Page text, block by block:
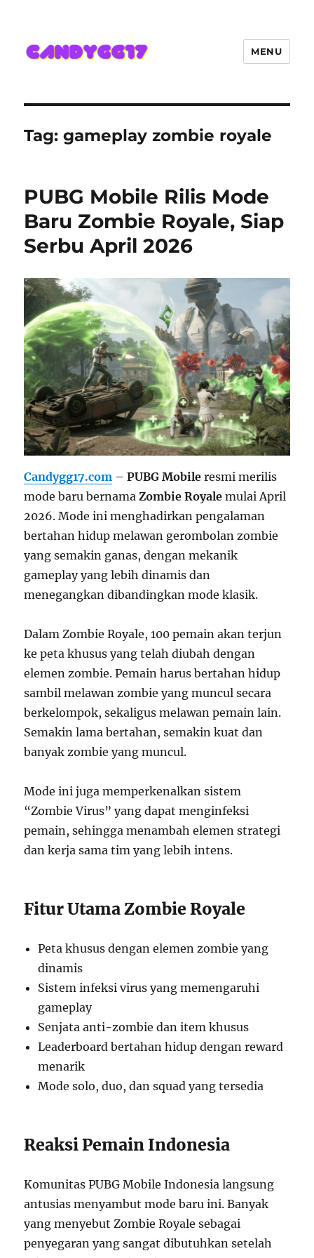
Hadir Semakin Mantap Jackpot
MENU
Tag:gameplay zombie royale
PUBG Mobile Rilis Mode
Baru Zombie Royale, Siap
Serbu April 2026
Candygg17.com –PUBG Mobile resmi merilis
mode baru bernamaZombie Royale mulai April
2026. Mode ini menghadirkan pengalaman
bertahan hidup melawan gerombolan zombie
yang semakin ganas, dengan mekanik
gameplay yang lebih dinamis dan
menegangkan dibandingkan mode klasik.
Dalam Zombie Royale, 100 pemain akan terjun
ke peta khusus yang telah diubah dengan
elemen zombie. Pemain harus bertahan hidup
sambil melawan zombie yang muncul secara
berkelompok, sekaligus melawan pemain lain.
Semakin lama bertahan, semakin kuat dan
banyak zombie yang muncul.
Mode ini juga memperkenalkan sistem
“Zombie Virus” yang dapat menginfeksi
pemain, sehingga menambah elemen strategi
dan kerja sama tim yang lebih intens.
Fitur Utama Zombie Royale
Peta khusus dengan elemen zombie yang
dinamis
Sistem infeksi virus yang memengaruhi
gameplay
Senjata anti-zombie dan item khusus
Leaderboard bertahan hidup dengan reward
menarik
Mode solo, duo, dan squad yang tersedia
Reaksi Pemain Indonesia
Komunitas PUBG Mobile Indonesia langsung
antusias menyambut mode baru ini. Banyak
yang menyebut Zombie Royale sebagai
penyegaran yang sangat dibutuhkan setelah